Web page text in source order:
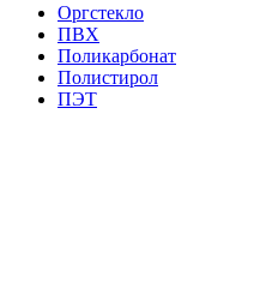
Оргстекло
ПВХ
Поликарбонат
Полистирол
ПЭТ